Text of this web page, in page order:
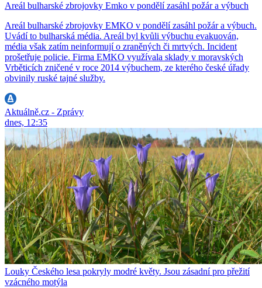
Areál bulharské zbrojovky Emko v pondělí zasáhl požár a výbuch
Areál bulharské zbrojovky EMKO v pondělí zasáhl požár a výbuch.
Uvádí to bulharská média. Areál byl kvůli výbuchu evakuován,
média však zatím neinformují o zraněných či mrtvých. Incident
prošetřuje policie. Firma EMKO využívala sklady v moravských
Vrběticích zničené v roce 2014 výbuchem, ze kterého české úřady
obvinily ruské tajné služby.
Aktuálně.cz - Zprávy
dnes, 12:35
Louky Českého lesa pokryly modré květy. Jsou zásadní pro přežití
vzácného motýla